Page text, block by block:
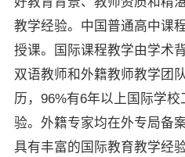
教学经验。中国普通高中课
授课。国际课程教学由学术
双语教师和外籍教师教学团
历，96%有6年以上国际学
验。外籍专家均在外专局备
具有丰富的国际教育教学经验